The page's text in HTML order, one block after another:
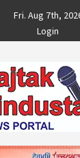
Fri. Aug 7th,
Login